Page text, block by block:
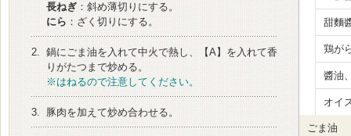
長ねぎ：斜め薄切りにする。
にら ：ざく切りにする。
2. 鍋にごま油を入れて中火で熱し、【A】を入れて香
りがたつまで炒める。
※はねるので注意してください。
3. 豚肉を加えて炒め合わせる。
甜麵
鶏が
醬油
オイ
ごま油